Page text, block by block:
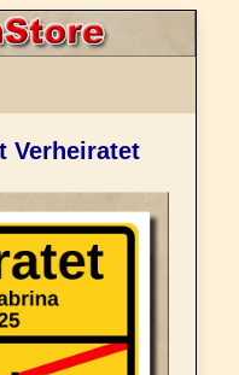
Verheiratet